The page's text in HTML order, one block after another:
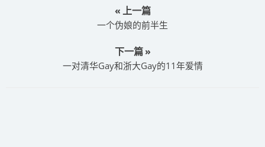
« 上一篇
​一个伪娘的前半生
下一篇 »
​一对清华Gay和浙大Gay的11年爱情